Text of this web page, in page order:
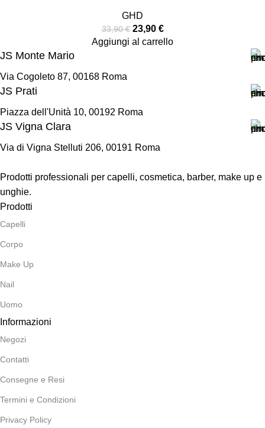
GHD
33,90€ 23,90 €
Aggiungi al carrello
JS Monte Mario
Via Cogoleto 87, 00168 Roma
JS Prati
Piazza dell'Unità 10, 00192 Roma
JS Vigna Clara
Via di Vigna Stelluti 206, 00191 Roma
Prodotti professionali per capelli, cosmetica, barber, make up e
unghie.
Prodotti
Capelli
Corpo
Make Up
Nail
Uomo
Informazioni
Negozi
Contatti
Consegne e Resi
Termini e Condizioni
Privacy Policy